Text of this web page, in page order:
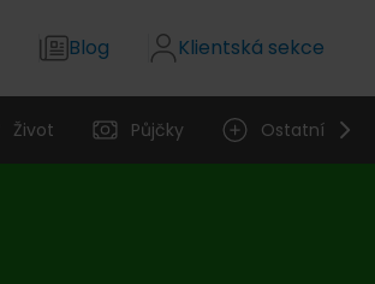
Blog Klientská sekce
Život Půjčky Ostatní